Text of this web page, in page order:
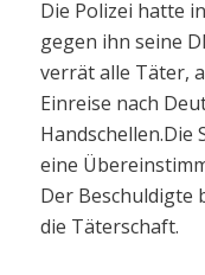
Die Polizei hatte
gegen ihn seine
verrät alle Täter,
Einreise nach
eine
Der Beschuldigte
die Täterschaft.